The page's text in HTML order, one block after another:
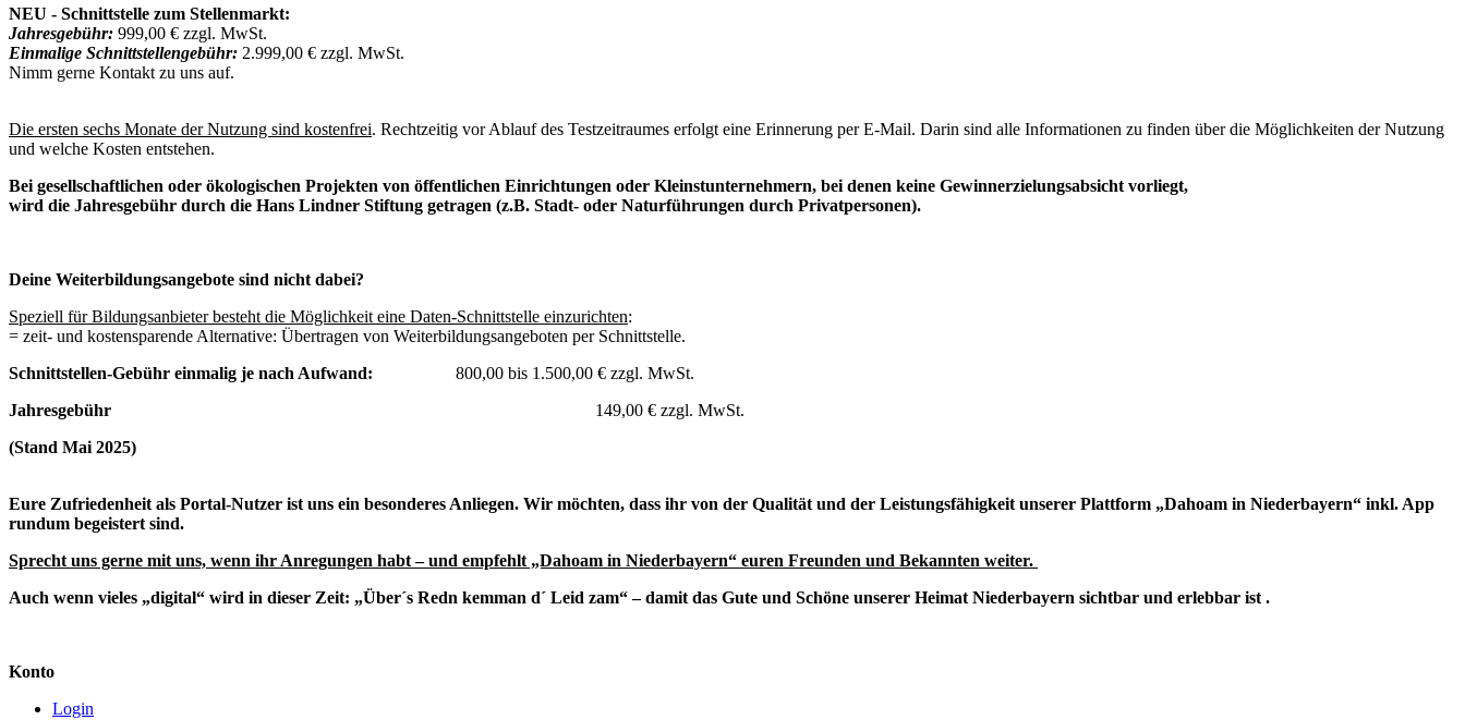
NEU - Schnittstelle zum Stellenmarkt:
Jahresgebühr: 999,00 € zzgl. MwSt.
Einmalige Schnittstellengebühr: 2.999,00 € zzgl. MwSt.
Nimm gerne Kontakt zu uns auf.
Die ersten sechs Monate der Nutzung sind kostenfrei. Rechtzeitig vor Ablauf des Testzeitraumes erfolgt eine Erinnerung per E-Mail. Darin sind alle Informationen zu finden über die Möglichkeiten der Nutzung
und welche Kosten entstehen.
Bei gesellschaftlichen oder ökologischen Projekten von öffentlichen Einrichtungen oder Kleinstunternehmern, bei denen keine Gewinnerzielungsabsicht vorliegt,
wird die Jahresgebühr durch die Hans Lindner Stiftung getragen (z.B. Stadt- oder Naturführungen durch Privatpersonen).
Deine Weiterbildungsangebote sind nicht dabei?
Speziell für Bildungsanbieter besteht die Möglichkeit eine Daten-Schnittstelle einzurichten:
= zeit- und kostensparende Alternative: Übertragen von Weiterbildungsangeboten per Schnittstelle.
Schnittstellen-Gebühr einmalig je nach Aufwand:
800,00 bis 1.500,00 € zzgl. MwSt.
Jahresgebühr 149,00 € zzgl. MwSt.
(Stand Mai 2025)
Eure Zufriedenheit als Portal-Nutzer ist uns ein besonderes Anliegen. Wir möchten, dass ihr von der Qualität und der Leistungsfähigkeit unserer Plattform „Dahoam in Niederbayern“ inkl. App
rundum begeistert sind.
Sprecht uns gerne mit uns, wenn ihr Anregungen habt – und empfehlt „Dahoam in Niederbayern“ euren Freunden und Bekannten weiter.
Auch wenn vieles „digital“ wird in dieser Zeit: „Über´s Redn kemman d´ Leid zam“ – damit das Gute und Schöne unserer Heimat Niederbayern sichtbar und erlebbar ist .
Konto
Login